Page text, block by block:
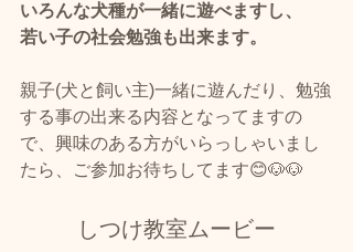
いろんな犬種が一緒に遊べますし、
若い子の社会勉強も出来ます。
親子(犬と飼い主)一緒に遊んだり、勉強
する事の出来る内容となってますの
で、興味のある方がいらっしゃいまし
たら、ご参加お待ちしてます😊🐶🐶
しつけ教室ムービー